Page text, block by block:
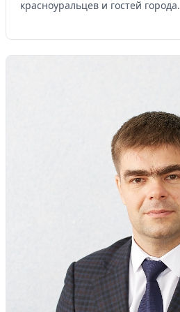
красноуральцев и гостей города.